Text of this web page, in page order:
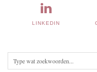
LINKEDIN